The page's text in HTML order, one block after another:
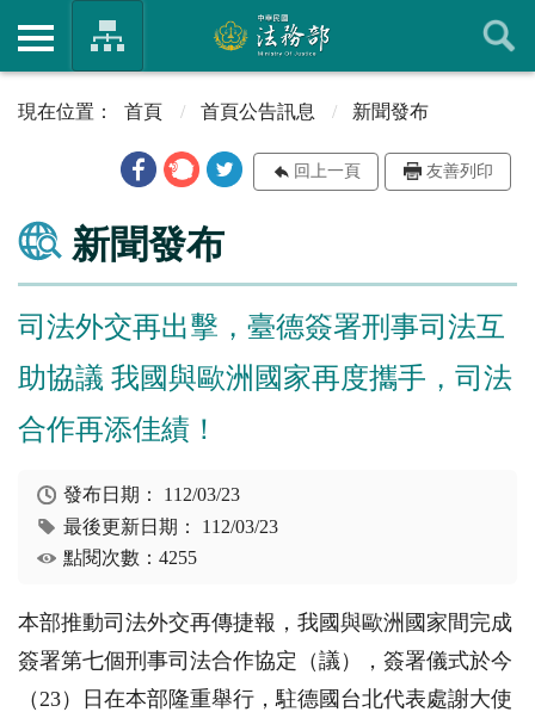
首頁 首頁公告訊息 新聞發布
回上一頁 友善列印
新聞發布
司法外交再出擊，臺德簽署刑事司法互
助協議 我國與歐洲國家再度攜手，司法
合作再添佳績！
發布日期： 112/03/23
最後更新日期： 112/03/23
點閱次數：4255
本部推動司法外交再傳捷報，我國與歐洲國家間完成
簽署第七個刑事司法合作協定（議），簽署儀式於今
（ 23）日在本部隆重舉行，駐德國台北代表處謝大使